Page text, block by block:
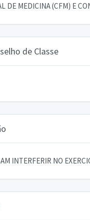
DE MEDICINA (CFM) E
de Classe
INTERFERIR NO